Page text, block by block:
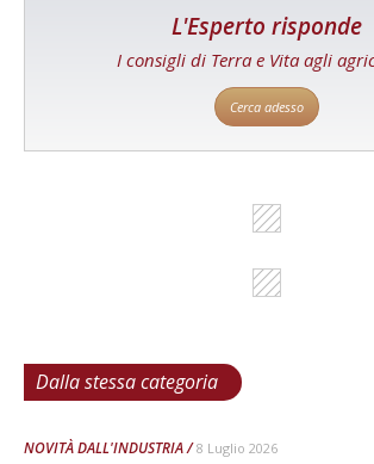
L'Esperto risponde
I consigli di Terra e Vita agli
Cerca adesso
Dalla stessa categoria
NOVITÀ DALL'INDUSTRIA 8 Luglio 2026